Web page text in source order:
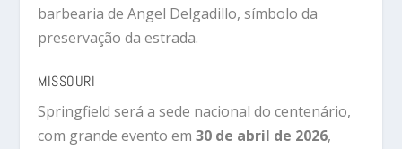
barbearia de Angel Delgadillo, símbolo da
preservação da estrada.
MISSOURI
Springfield será a sede nacional do centenário,
com grande evento em30 de abril de 2026,